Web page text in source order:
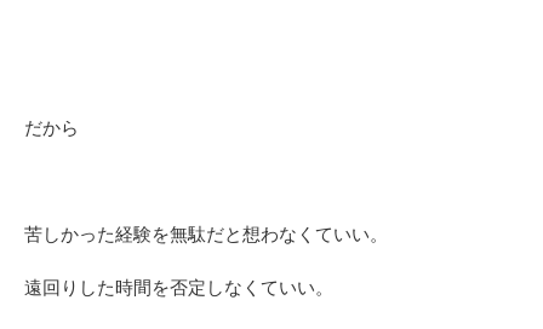
だから
苦しかった経験を無駄だと想わなくていい。
遠回りした時間を否定しなくていい。